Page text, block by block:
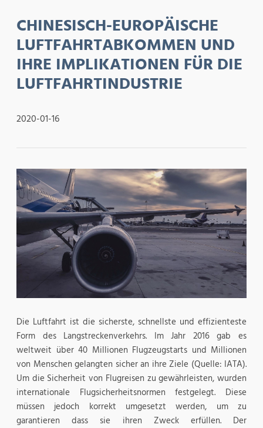
CHINESISCH-EUROPÄISCHE
LUFTFAHRTABKOMMEN UND
IHRE IMPLIKATIONEN FÜR DIE
LUFTFAHRTINDUSTRIE
2020-01-16
Die Luftfahrt ist die sicherste, schnellste und effizienteste
Form des Langstreckenverkehrs. Im Jahr 2016 gab es
weltweit über 40 Millionen Flugzeugstarts und Millionen
von Menschen gelangten sicher an ihre Ziele (Quelle: IATA).
Um die Sicherheit von Flugreisen zu gewährleisten, wurden
internationale Flugsicherheitsnormen festgelegt. Diese
müssen jedoch korrekt umgesetzt werden, um zu
garantieren dass sie ihren Zweck erfüllen. Der